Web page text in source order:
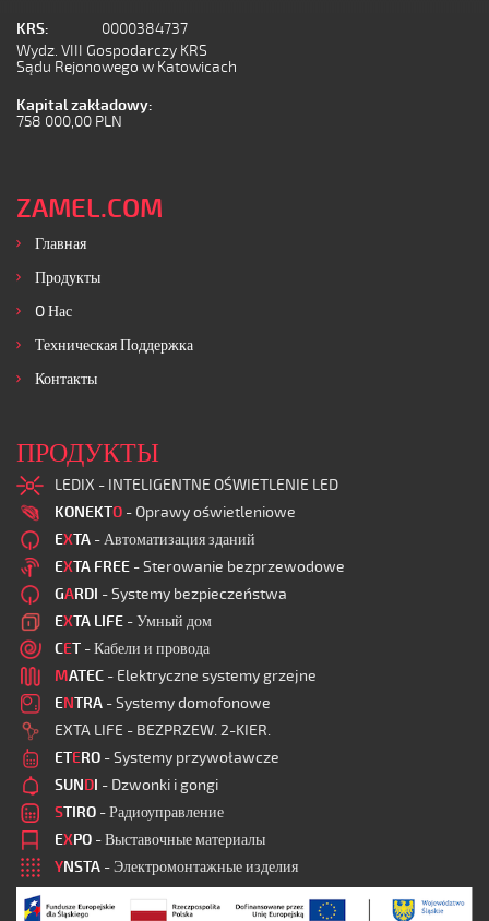
KRS:
0000384737
Wydz. VIII Gospodarczy KRS
Sądu Rejonowego w Katowicach
Kapital zakładowy:
758 000,00 PLN
ZAMEL.COM
Главная
Продукты
O Нас
Техническая Поддержка
Контакты
ПРОДУКТЫ
LEDIX - INTELIGENTNE OŚWIETLENIE LED
KONEKTO - Oprawy oświetleniowe
EXTA - Автоматизация зданий
EXTA FREE - Sterowanie bezprzewodowe
GARDI - Systemy bezpieczeństwa
EXTA LIFE - Умный дом
CET - Кабели и провода
MATEC - Elektryczne systemy grzejne
ENTRA - Systemy domofonowe
EXTA LIFE - BEZPRZEW. 2-KIER.
ETERO - Systemy przywoławcze
SUNDI - Dzwonki i gongi
STIRO - Радиоуправление
EXPO - Выставочные материалы
YNSTA - Электромонтажные изделия